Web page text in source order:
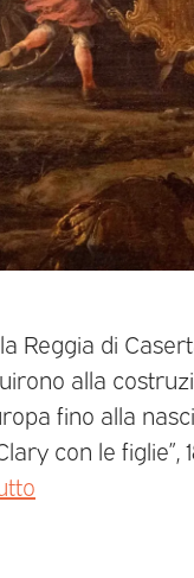
Reggia di
alla
fino alla
con le